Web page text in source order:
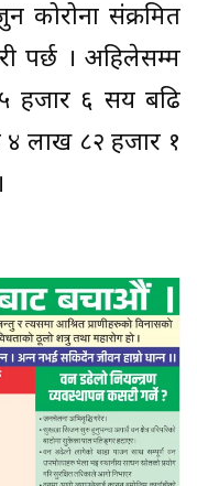
संक्रमित
पर्छ । अहिलेसम्म
५ हजार ६ सय बढि
लाख ८२ हजार १